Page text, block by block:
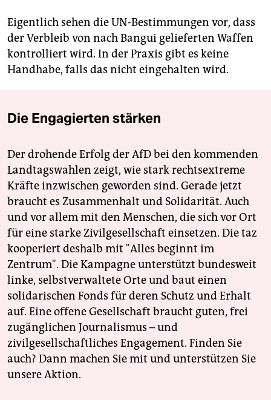
Eigentlich sehen die UN-Bestimmungen vor, dass
der Verbleib von nach Bangui gelieferten Waffen
kontrolliert wird. In der Praxis gibt es keine
Handhabe, falls das nicht eingehalten wird.
Die Engagierten stärken
Der drohende Erfolg der AfD bei den kommenden
Landtagswahlen zeigt, wie stark rechtsextreme
Kräfte inzwischen geworden sind. Gerade jetzt
braucht es Zusammenhalt und Solidarität. Auch
und vor allem mit den Menschen, die sich vor Ort
für eine starke Zivilgesellschaft einsetzen. Die taz
kooperiert deshalb mit "Alles beginnt im
Zentrum". Die Kampagne unterstützt bundesweit
linke, selbstverwaltete Orte und baut einen
solidarischen Fonds für deren Schutz und Erhalt
auf. Eine offene Gesellschaft braucht guten, frei
zugänglichen Journalismus – und
zivilgesellschaftliches Engagement. Finden Sie
auch? Dann machen Sie mit und unterstützen Sie
unsere Aktion.